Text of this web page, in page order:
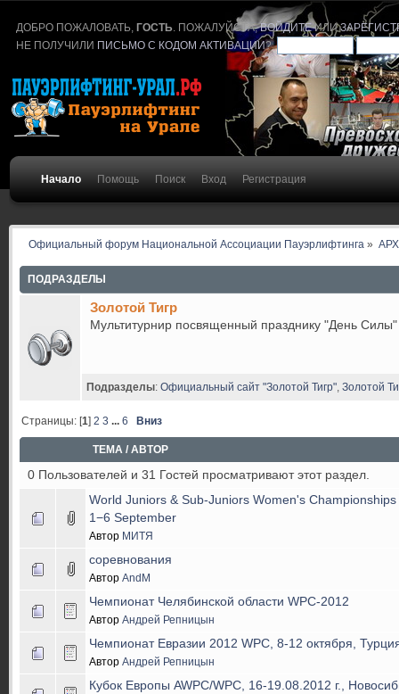
ДОБРО ПОЖАЛОВАТЬ,ГОСТЬ . ПОЖАЛУЙСТА,ВОЙДИТЕИЛИ
НЕ ПОЛУЧИЛИ ПИСЬМО С КОДОМ АКТИВАЦИИ?
Начало Помощь Поиск Вход Регистрация
Официальный форум Национальной Ассоциации Пауэрлифтинга »
ПОДРАЗДЕЛЫ
Золотой Тигр
Мультитурнир посвященный празднику "День Силы"
Подразделы: Официальный сайт "Золотой Тигр", Золотой
Страницы: [1]2 3 ...6 Вниз
ТЕМА /АВТОР
0 Пользователей и 31 Гостей просматривают этот раздел.
World Juniors & Sub-Juniors Women's
1−6 September
Автор МИТЯ
соревнования
Автор AndM
Чемпионат Челябинской области WPC-2012
Автор Андрей Репницын
Чемпионат Евразии 2012 WPC, 8-12 октября,
Автор Андрей Репницын
Кубок Европы AWPC/WPC, 16-19.08.2012 г.,